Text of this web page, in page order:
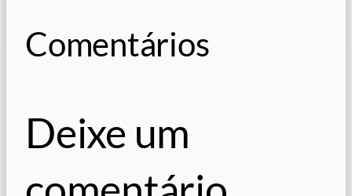
Comentários
Deixe um